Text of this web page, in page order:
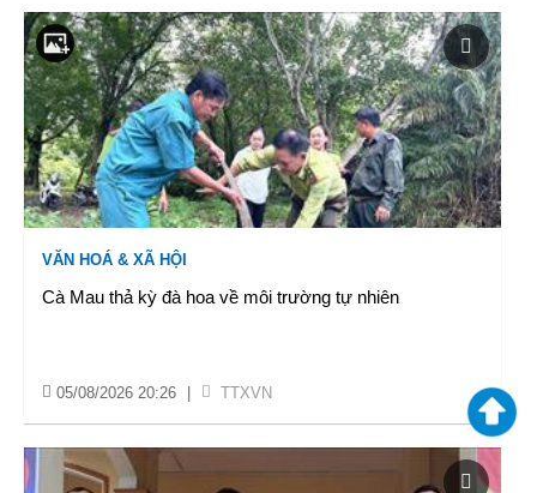
VĂN HOÁ & XÃ HỘI
Cà Mau thả kỳ đà hoa về môi trường tự nhiên
05/08/2026 20:26 TTXVN